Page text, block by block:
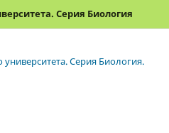
Серия Биология
Серия Биология.